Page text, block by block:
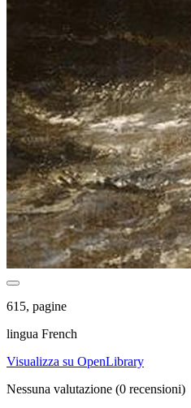
615, pagine
lingua French
Visualizza su OpenLibrary
Nessuna valutazione (0 recensioni)